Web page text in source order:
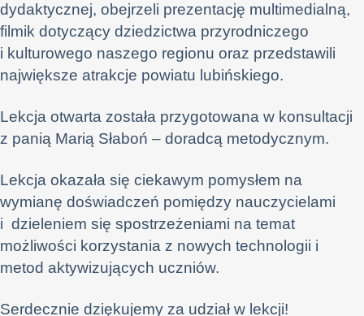
dydaktycznej, obejrzeli prezentację multimedialną,
filmik dotyczący dziedzictwa przyrodniczego
i kulturowego naszego regionu oraz przedstawili
największe atrakcje powiatu lubińskiego.
Lekcja otwarta została przygotowana w konsultacji
z panią Marią Słaboń – doradcą metodycznym.
Lekcja okazała się ciekawym pomysłem na
wymianę doświadczeń pomiędzy nauczycielami
i dzieleniem się spostrzeżeniami na temat
możliwości korzystania z nowych technologii i
metod aktywizujących uczniów.
Serdecznie dziękujemy za udział w lekcji!